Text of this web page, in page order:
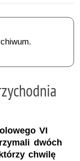
VI
dwóch
chwilę